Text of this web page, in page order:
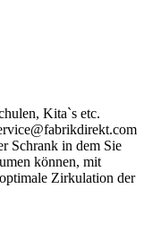
Kita`s etc.
Schrank in dem Sie
können, mit
Zirkulation der